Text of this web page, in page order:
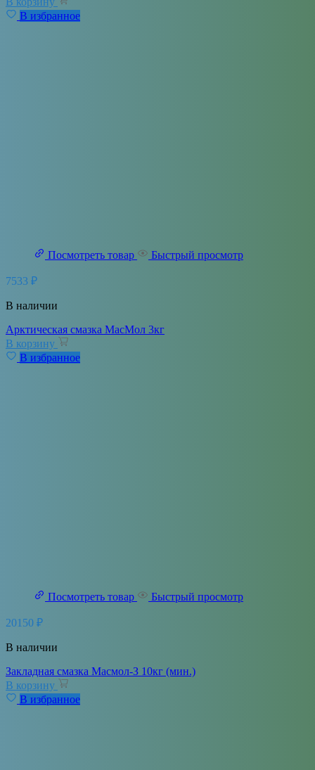
В избранное
Посмотреть товар Быстрый просмотр
7533 ₽
В наличии
Арктическая смазка МасМол 3кг
В корзину
В избранное
Посмотреть товар Быстрый просмотр
20150 ₽
В наличии
Закладная смазка Масмол-З 10кг (мин.)
В корзину
В избранное